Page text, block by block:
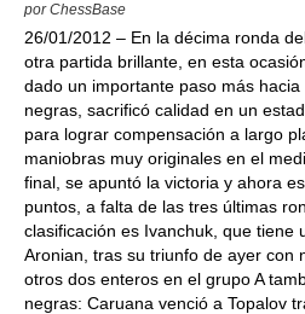
por ChessBase
26/01/2012 – En la décima ronda
otra partida brillante, en esta
dado un importante paso más
negras, sacrificó calidad en un
para lograr compensación a largo
maniobras muy originales en el
final, se apuntó la victoria y ahora
puntos, a falta de las tres últimas
clasificación es Ivanchuk, que tiene
Aronian, tras su triunfo de ayer con
otros dos enteros en el grupo A
negras: Caruana venció a Topalov